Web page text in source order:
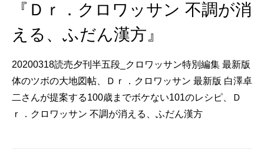
『Ｄｒ．クロワッサン 不調が消
える、ふだん漢方』
20200318読売夕刊半五段_クロワッサン特別編集 最新版
体のツボの大地図帖、Ｄｒ．クロワッサン 最新版 白澤卓
二さんが提案する100歳までボケない101のレシピ、Ｄ
ｒ．クロワッサン 不調が消える、ふだん漢方